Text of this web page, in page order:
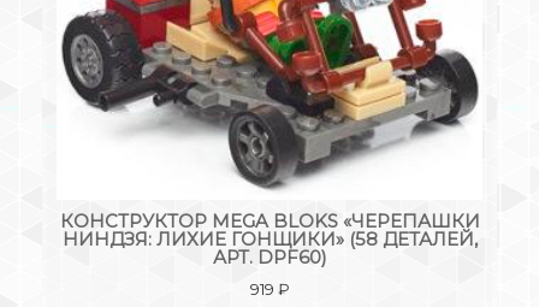
КОНСТРУКТОР MEGA BLOKS «ЧЕРЕПАШКИ
НИНДЗЯ: ЛИХИЕ ГОНЩИКИ» (58 ДЕТАЛЕЙ,
АРТ. DPF60)
919 ₽